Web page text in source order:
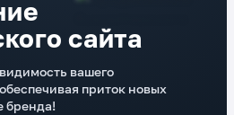
сайта
вашего
приток новых
бренда!